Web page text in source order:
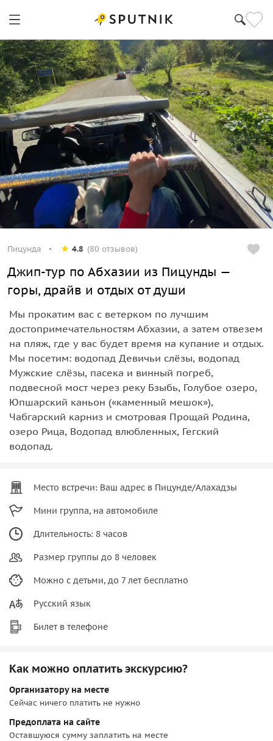
Пицунда 4.8 (80 отзывов)
Джип-тур по Абхазии из Пицунды —
горы, драйв и отдых от души
Мы прокатим вас с ветерком по лучшим
достопримечательностям Абхазии, а затем отвезем
на пляж, где у вас будет время на купание и отдых.
Мы посетим: водопад Девичьи слёзы, водопад
Мужские слёзы, пасека и винный погреб,
подвесной мост через реку Бзыбь, Голубое озеро,
Юпшарский каньон («каменный мешок»),
Чабгарский карниз и смотровая Прощай Родина,
озеро Рица, Водопад влюбленных, Гегский
водопад.
Место встречи: Ваш адрес в Пицунде/Алахадзы
Мини группа, на автомобиле
Длительность: 8 часов
Размер группы до 8 человек
Можно с детьми, до 7 лет бесплатно
Русский язык
Билет в телефоне
Как можно оплатить экскурсию?
Организатору на месте
Сейчас ничего платить не нужно
Предоплата на сайте
Оставшуюся сумму заплатить на месте